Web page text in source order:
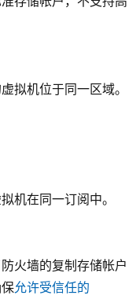
拟机位于同一区域。
机在同一订阅中。
火墙的复制存储帐户
允许受信任的